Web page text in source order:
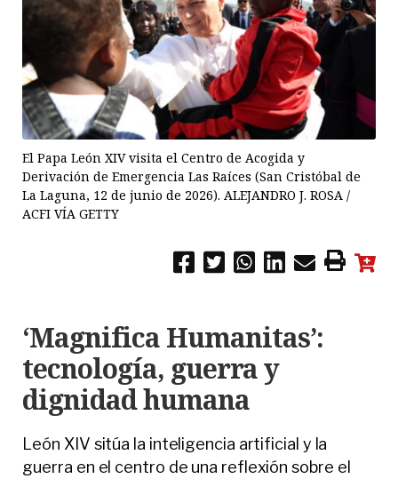
El Papa León XIV visita el Centro de Acogida y
Derivación de Emergencia Las Raíces (San Cristóbal de
La Laguna, 12 de junio de 2026). ALEJANDRO J. ROSA /
ACFI VÍA GETTY
‘Magnifica Humanitas’:
tecnología, guerra y
dignidad humana
León XIV sitúa la inteligencia artificial y la
guerra en el centro de una reflexión sobre el